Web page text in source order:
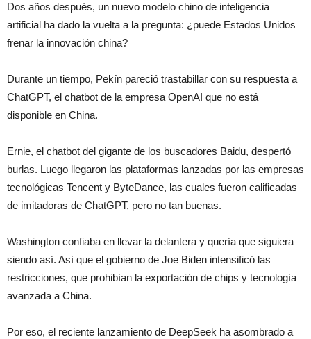
Dos años después, un nuevo modelo chino de inteligencia
artificial ha dado la vuelta a la pregunta: ¿puede Estados Unidos
frenar la innovación china?
Durante un tiempo, Pekín pareció trastabillar con su respuesta a
ChatGPT, el chatbot de la empresa OpenAI que no está
disponible en China.
Ernie, el chatbot del gigante de los buscadores Baidu, despertó
burlas. Luego llegaron las plataformas lanzadas por las empresas
tecnológicas Tencent y ByteDance, las cuales fueron calificadas
de imitadoras de ChatGPT, pero no tan buenas.
Washington confiaba en llevar la delantera y quería que siguiera
siendo así. Así que el gobierno de Joe Biden intensificó las
restricciones, que prohibían la exportación de chips y tecnología
avanzada a China.
Por eso, el reciente lanzamiento de DeepSeek ha asombrado a